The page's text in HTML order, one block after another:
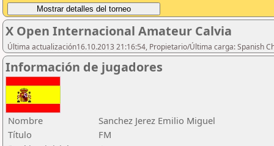
X Open Internacional Amateur Calvia
Última actualización16.10.2013 21:16:54, Propietario/Última carga: Spanish
Información de jugadores
Nombre
Sanchez Jerez Emilio Miguel
Título
FM